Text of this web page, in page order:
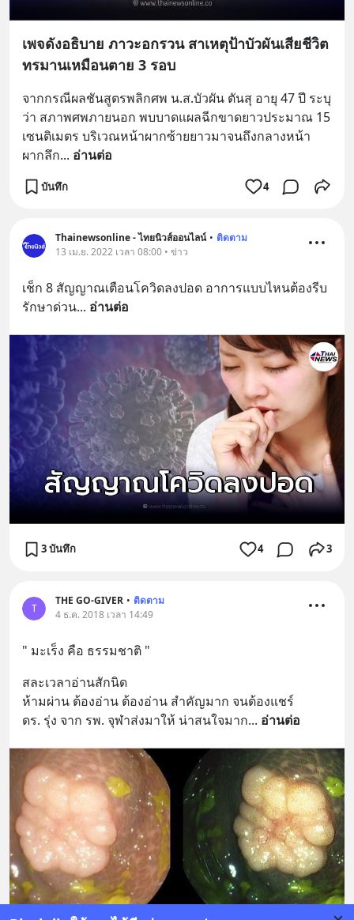
เพจดังอธิบาย ภาวะอกรวน สาเหตุป้าบัวผันเสียชีวิต
ทรมานเหมือนตาย 3 รอบ
จากกรณีผลชันสูตรพลิกศพ น.ส.บัวผัน ตันสุ อายุ 47 ปี ระบุ
ว่า สภาพศพภายนอก พบบาดแผลฉีกขาดยาวประมาณ 15
เซนติเมตร บริเวณหน้าผากซ้ายยาวมาจนถึงกลางหน้า
ผากลึก... อ่านต่อ
บันทึก 4
Thainewsonline - ไทยนิวส์ออนไลน์ • ติดตาม
13 เม.ย. 2022 เวลา 08:00 • ข่าว
เช็ก 8 สัญญาณเตือนโควิดลงปอด อาการแบบไหนต้องรีบ
รักษาด่วน... อ่านต่อ
3 บันทึก 4 3
T
THE GO-GIVER • ติดตาม
4 ธ.ค. 2018 เวลา 14:49
" มะเร็ง คือ ธรรมชาติ "
สละเวลาอ่านสักนิด
ห้ามผ่าน ต้องอ่าน ต้องอ่าน สำคัญมาก จนต้องแชร์
ดร. รุ่ง จาก รพ. จุฬาส่งมาให้ น่าสนใจมาก... อ่านต่อ